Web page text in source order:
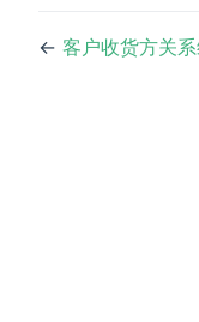
← 客户收货方关